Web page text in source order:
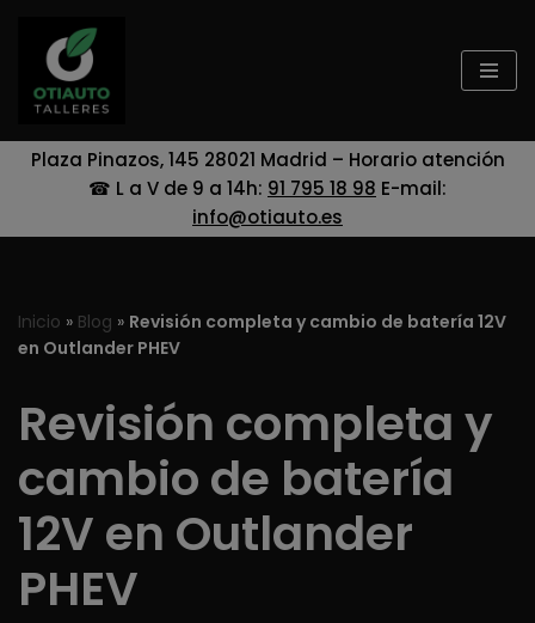
Saltar
contenido
Plaza Pinazos, 145 28021 Madrid – Horario atención
☎ L a V de 9 a 14h: 91 795 18 98 E-mail:
info@otiauto.es
Inicio » Blog » Revisión completa y cambio de batería 12V
en Outlander PHEV
Revisión completa y
cambio de batería
12V en Outlander
PHEV